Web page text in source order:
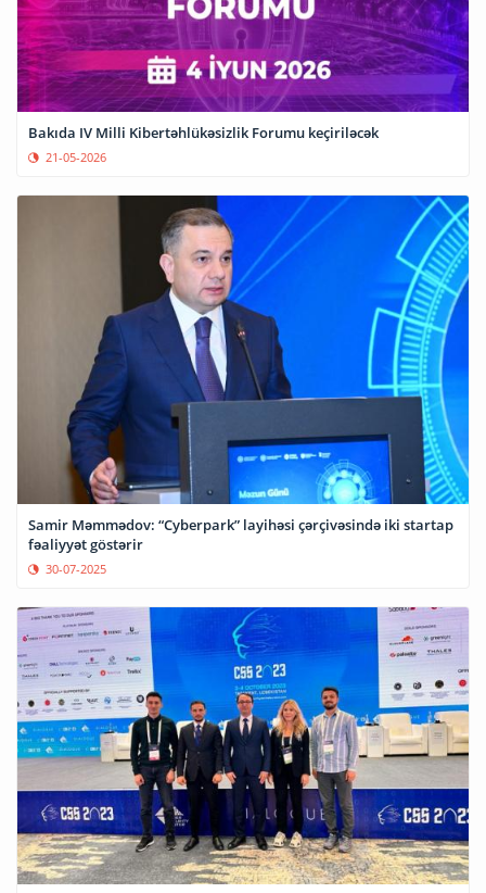
Bakıda IV Milli Kibertəhlükəsizlik Forumu keçiriləcək
21-05-2026
Samir Məmmədov: “Cyberpark” layihəsi çərçivəsində iki startap
fəaliyyət göstərir
30-07-2025